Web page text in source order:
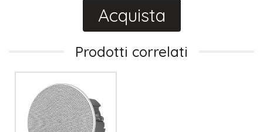
Acquista
Prodotti correlati